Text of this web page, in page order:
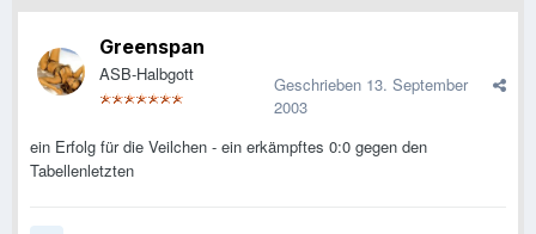
Greenspan
ASB-Halbgott Geschrieben 13. September
2003
ein Erfolg für die Veilchen - ein erkämpftes 0:0 gegen den
Tabellenletzten